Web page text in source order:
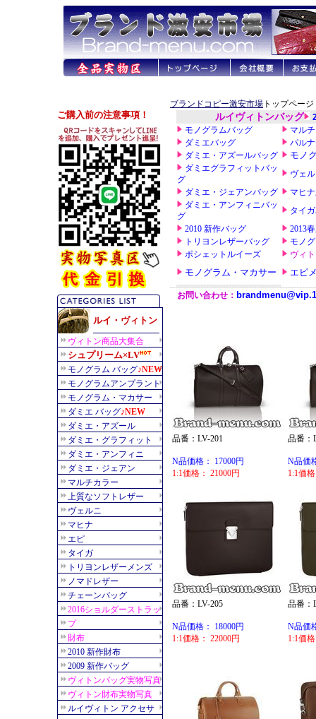
ブランドコピー激安市場 トップペー
品番：LV-201
N品価格： 17000円
1:1価格： 21000円
品番：
N品価
1:1価
品番：LV-205
N品価格： 18000円
1:1価格： 22000円
品番：
N品価
1:1価